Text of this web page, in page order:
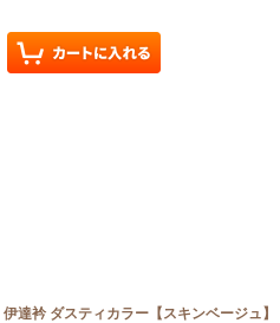
達衿 ダスティカラー【スキンベージュ】